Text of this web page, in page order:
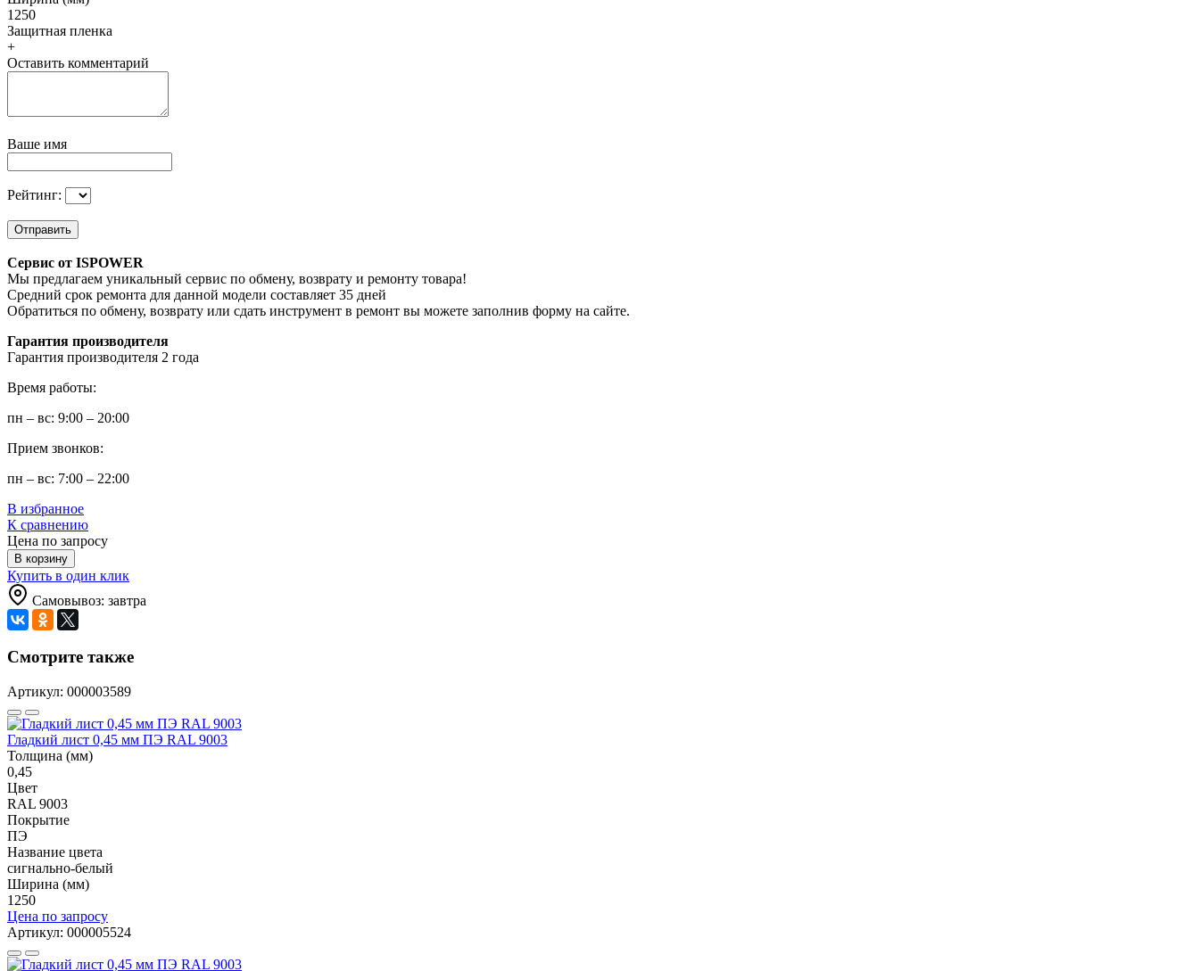
1250
Защитная пленка
+
Оставить комментарий
Ваше имя
Рейтинг:
Отправить
Сервис от ISPOWER
Мы предлагаем уникальный сервис по обмену, возврату и ремонту товара!
Средний срок ремонта для данной модели составляет 35 дней
Обратиться по обмену, возврату или сдать инструмент в ремонт вы можете заполнив форму на сайте.
Гарантия производителя
Гарантия производителя 2 года
Время работы:
пн – вс: 9:00 – 20:00
Прием звонков:
пн – вс: 7:00 – 22:00
В избранное
К сравнению
Цена по запросу
В корзину
Купить в один клик
Самовывоз: завтра
Смотрите также
Артикул: 000003589
Гладкий лист 0,45 мм ПЭ RAL 9003
Толщина (мм)
0,45
Цвет
RAL 9003
Покрытие
ПЭ
Название цвета
сигнально-белый
Ширина (мм)
1250
Цена по запросу
Артикул: 000005524